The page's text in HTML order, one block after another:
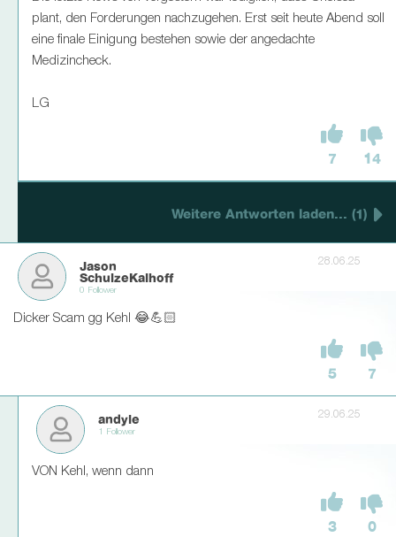
plant, den Forderungen nachzugehen. Erst seit heute Abend soll
eine finale Einigung bestehen sowie der angedachte
Medizincheck.
LG
7 14
Weitere Antworten laden... (1)
Jason
SchulzeKalhoff
0 Follower
28.06.25
Dicker Scam gg Kehl 😂💪🏻
5 7
andyle
1 Follower
29.06.25
VON Kehl, wenn dann
3 0